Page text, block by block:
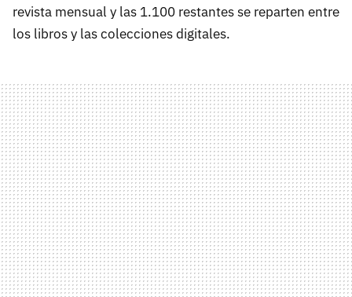
revista mensual y las 1.100 restantes se reparten entre
los libros y las colecciones digitales.